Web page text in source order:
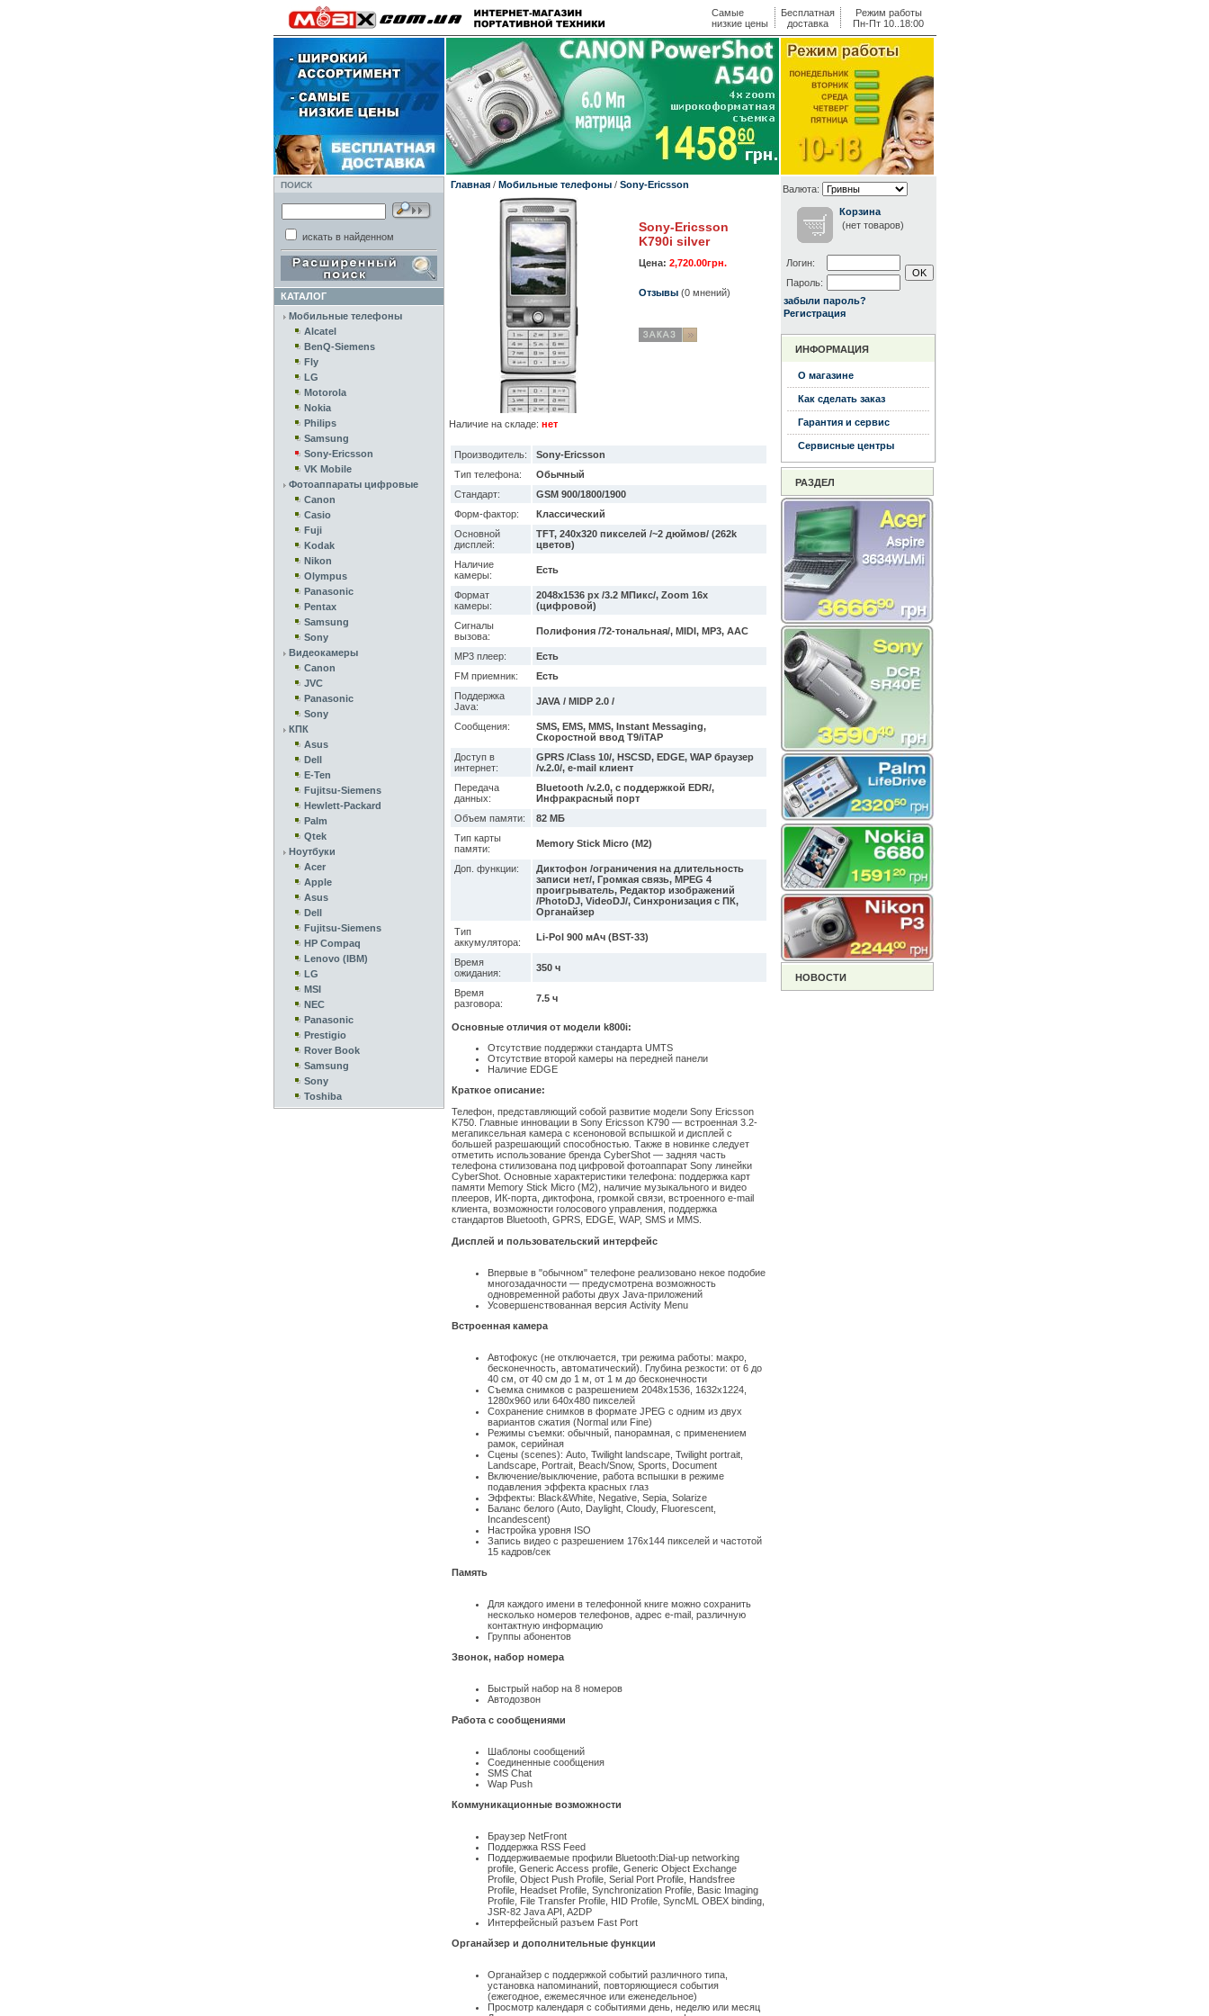
Самые
низкие цены
Бесплатная
доставка
Режим работы
Пн-Пт 10..18:00
ПОИСК
искать в найденном
КАТАЛОГ
Мобильные телефоны
Alcatel
BenQ-Siemens
Fly
LG
Motorola
Nokia
Philips
Samsung
Sony-Ericsson
VK Mobile
Фотоаппараты цифровые
Canon
Casio
Fuji
Kodak
Nikon
Olympus
Panasonic
Pentax
Samsung
Sony
Видеокамеры
Canon
JVC
Panasonic
Sony
КПК
Asus
Dell
E-Ten
Fujitsu-Siemens
Hewlett-Packard
Palm
Qtek
Ноутбуки
Acer
Apple
Asus
Dell
Fujitsu-Siemens
HP Compaq
Lenovo (IBM)
LG
MSI
NEC
Panasonic
Prestigio
Rover Book
Samsung
Sony
Toshiba
Главная/ Мобильные телефоны/ Sony-Ericsson
Sony-Ericsson
K790i silver
Цена: 2,720.00грн.
Отзывы(0 мнений)
Наличие на складе: нет
Производитель:
Sony-Ericsson
Тип телефона:
Обычный
Стандарт:
GSM 900/1800/1900
Форм-фактор:
Классический
Основной
дисплей:
TFT, 240x320 пикселей /~2 дюймов/ (262k
цветов)
Наличие
камеры:
Есть
Формат
камеры:
2048x1536 px /3.2 МПикс/, Zoom 16x
(цифровой)
Сигналы
вызова:
Полифония /72-тональная/, MIDI, MP3, AAC
MP3 плеер:
Есть
FM приемник:
Есть
Поддержка
Java:
JAVA / MIDP 2.0 /
Сообщения:
SMS, EMS, MMS, Instant Messaging,
Скоростной ввод T9/iTAP
Доступ в
интернет:
GPRS /Class 10/, HSCSD, EDGE, WAP браузер
/v.2.0/, e-mail клиент
Передача
данных:
Bluetooth /v.2.0, с поддержкой EDR/,
Инфракрасный порт
Объем памяти:
82 МБ
Тип карты
памяти:
Memory Stick Micro (M2)
Доп. функции:
Диктофон /ограничения на длительность
записи нет/, Громкая связь, MPEG 4
проигрыватель, Редактор изображений
/PhotoDJ, VideoDJ/, Синхронизация с ПК,
Органайзер
Тип
аккумулятора:
Li-Pol 900 мАч (BST-33)
Время
ожидания:
350 ч
Время
разговора:
7.5 ч
Основные отличия от модели k800i:
Отсутствие поддержки стандарта UMTS
Отсутствие второй камеры на передней панели
Наличие EDGE
Краткое описание:
Телефон, представляющий собой развитие модели Sony Ericsson
K750. Главные инновации в Sony Ericsson K790 — встроенная 3.2-
мегапиксельная камера с ксеноновой вспышкой и дисплей с
большей разрешающий способностью. Также в новинке следует
отметить использование бренда CyberShot — задняя часть
телефона стилизована под цифровой фотоаппарат Sony линейки
CyberShot. Основные характеристики телефона: поддержка карт
памяти Memory Stick Micro (M2), наличие музыкального и видео
плееров, ИК-порта, диктофона, громкой связи, встроенного e-mail
клиента, возможности голосового управления, поддержка
стандартов Bluetooth, GPRS, EDGE, WAP, SMS и MMS.
Дисплей и пользовательский интерфейс
Впервые в "обычном" телефоне реализовано некое подобие
многозадачности — предусмотрена возможность
одновременной работы двух Java-приложений
Усовершенствованная версия Activity Menu
Встроенная камера
Автофокус (не отключается, три режима работы: макро,
бесконечность, автоматический). Глубина резкости: от 6 до
40 см, от 40 см до 1 м, от 1 м до бесконечности
Съемка снимков с разрешением 2048x1536, 1632x1224,
1280x960 или 640x480 пикселей
Сохранение снимков в формате JPEG с одним из двух
вариантов сжатия (Normal или Fine)
Режимы съемки: обычный, панорамная, с применением
рамок, серийная
Сцены (scenes): Auto, Twilight landscape, Twilight portrait,
Landscape, Portrait, Beach/Snow, Sports, Document
Включение/выключение, работа вспышки в режиме
подавления эффекта красных глаз
Эффекты: Black&White, Negative, Sepia, Solarize
Баланс белого (Auto, Daylight, Cloudy, Fluorescent,
Incandescent)
Настройка уровня ISO
Запись видео с разрешением 176х144 пикселей и частотой
15 кадров/сек
Память
Для каждого имени в телефонной книге можно сохранить
несколько номеров телефонов, адрес e-mail, различную
контактную информацию
Группы абонентов
Звонок, набор номера
Быстрый набор на 8 номеров
Автодозвон
Работа с сообщениями
Шаблоны сообщений
Соединенные сообщения
SMS Chat
Wap Push
Коммуникационные возможности
Браузер NetFront
Поддержка RSS Feed
Поддерживаемые профили Bluetooth:Dial-up networking
profile, Generic Access profile, Generic Object Exchange
Profile, Object Push Profile, Serial Port Profile, Handsfree
Profile, Headset Profile, Synchronization Profile, Basic Imaging
Profile, File Transfer Profile, HID Profile, SyncML OBEX binding,
JSR-82 Java API, A2DP
Интерфейсный разъем Fast Port
Органайзер и дополнительные функции
Органайзер с поддержкой событий различного типа,
установка напоминаний, повторяющиеся события
(ежегодное, ежемесячное или еженедельное)
Просмотр календаря с событиями день, неделю или месяц
Валюта:
Корзина
(нет товаров)
Логин:
Пароль:
забыли пароль?
Регистрация
ИНФОРМАЦИЯ
О магазине
Как сделать заказ
Гарантия и сервис
Сервисные центры
РАЗДЕЛ
НОВОСТИ